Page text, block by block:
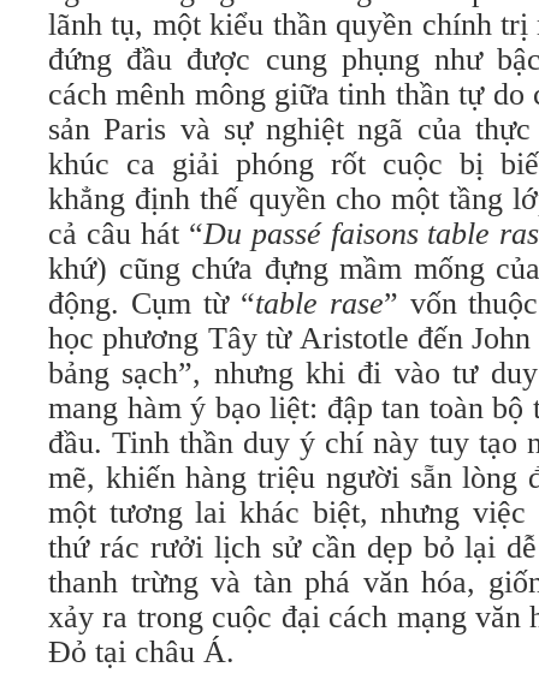
lãnh tụ, một kiểu thần quyền chính
đứng đầu được cung phụng như
cách mênh mông giữa tinh thần tự do
sản Paris và sự nghiệt ngã của
khúc ca giải phóng rốt cuộc bị
khẳng định thế quyền cho một tầng
cả câu hát “Du passé faisons table
khứ) cũng chứa đựng mầm mống
động. Cụm từ “table rase” vốn
học phương Tây từ Aristotle đến
bảng sạch”, nhưng khi đi vào tư
mang hàm ý bạo liệt: đập tan toàn
đầu. Tinh thần duy ý chí này tuy tạo
mẽ, khiến hàng triệu người sẵn lòng
một tương lai khác biệt, nhưng
thứ rác rưởi lịch sử cần dẹp bỏ lại
thanh trừng và tàn phá văn hóa,
xảy ra trong cuộc đại cách mạng
Đỏ tại châu Á.